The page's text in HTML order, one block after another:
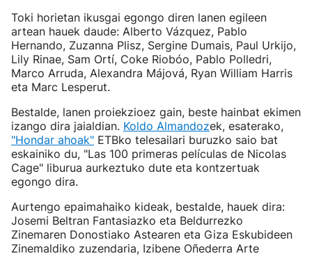
Toki horietan ikusgai egongo diren lanen egileen
artean hauek daude: Alberto Vázquez, Pablo
Hernando, Zuzanna Plisz, Sergine Dumais, Paul Urkijo,
Lily Rinae, Sam Ortí, Coke Riobóo, Pablo Polledri,
Marco Arruda, Alexandra Májová, Ryan William Harris
eta Marc Lesperut.
Bestalde, lanen proiekzioez gain, beste hainbat ekimen
izango dira jaialdian. Koldo Almandozek, esaterako,
"Hondar ahoak" ETBko telesailari buruzko saio bat
eskainiko du, "Las 100 primeras películas de Nicolas
Cage" liburua aurkeztuko dute eta kontzertuak
egongo dira.
Aurtengo epaimahaiko kideak, bestalde, hauek dira:
Josemi Beltran Fantasiazko eta Beldurrezko
Zinemaren Donostiako Astearen eta Giza Eskubideen
Zinemaldiko zuzendaria, Izibene Oñederra Arte